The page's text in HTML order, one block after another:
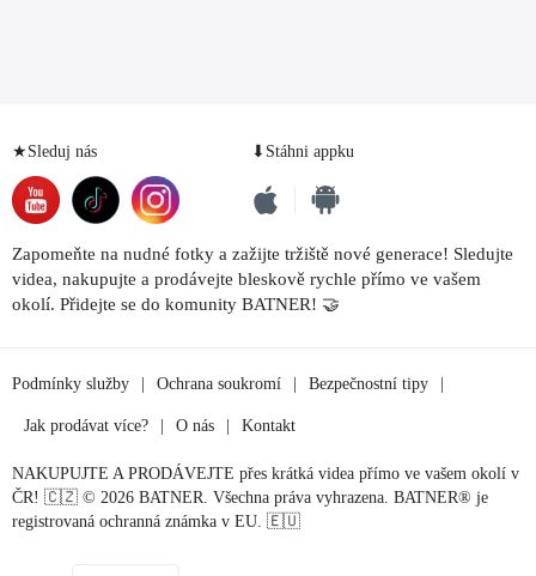
★Sleduj nás ⬇Stáhni appku
Zapomeňte na nudné fotky a zažijte tržiště nové generace! Sledujte
videa, nakupujte a prodávejte bleskově rychle přímo ve vašem
okolí. Přidejte se do komunity BATNER! 🤝
Podmínky služby Ochrana soukromí Bezpečnostní tipy
Jak prodávat více? O nás Kontakt
NAKUPUJTE A PRODÁVEJTE přes krátká videa přímo ve vašem okolí v
ČR! 🇨🇿 © 2026 BATNER. Všechna práva vyhrazena. BATNER® je
registrovaná ochranná známka v EU. 🇪🇺